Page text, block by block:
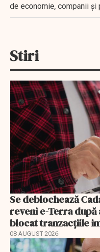
de economie, companii și
Stiri
Se deblochează
reveni e-Terra
blocat tranzacțiile
08 AUGUST 2026